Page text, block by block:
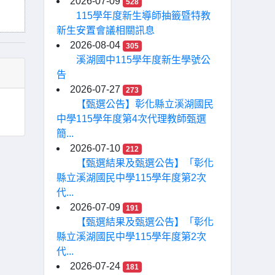
528
115學年度新生導師抽籤暨特教
新生安置會議相關訊息
2026-08-04
305
溪湖國中115學年度新生學號公
告
2026-07-27
273
【甄選公告】彰化縣立溪湖國民
中學115學年度第4次代理教師甄選
簡...
2026-07-10
212
【甄選結果及甄選公告】「彰化
縣立溪湖國民中學115學年度第2次
代...
2026-07-09
191
【甄選結果及甄選公告】「彰化
縣立溪湖國民中學115學年度第2次
代...
2026-07-24
181